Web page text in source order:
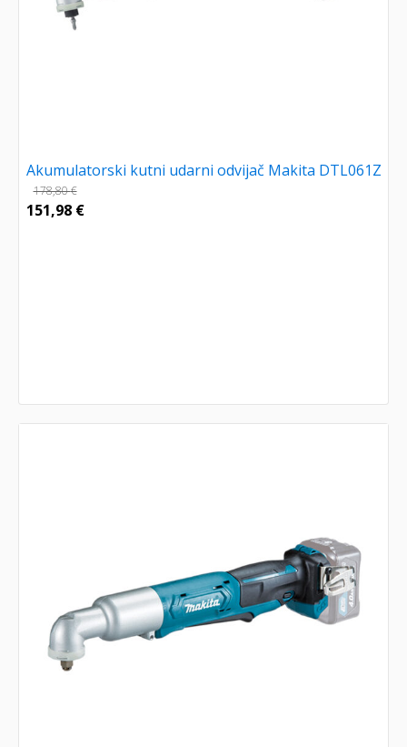
Akumulatorski kutni udarni odvijač Makita DTL061Z
178,80€
151,98 €